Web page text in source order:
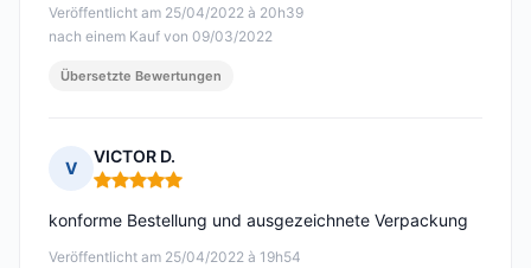
Veröffentlicht am 25/04/2022 à 20h39
nach einem Kauf von 09/03/2022
Übersetzte Bewertungen
V
VICTOR D.
Hinweis: 5 von 5
Veröffentlicht am 25/04/2022 à 19h54
konforme Bestellung und ausgezeichnete Verpackung